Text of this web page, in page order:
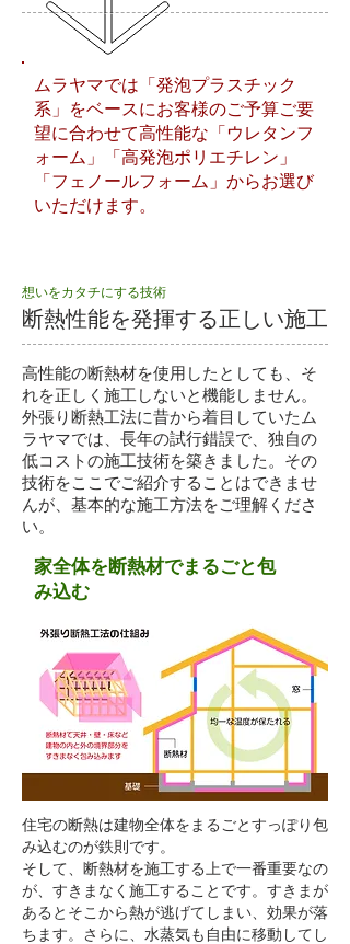
ムラヤマでは「発泡プラスチック
系」をベースにお客様のご予算ご要
望に合わせて高性能な「ウレタンフ
ォーム」「高発泡ポリエチレン」
「フェノールフォーム」からお選び
いただけます。
想いをカタチにする技術
断熱性能を発揮する正しい施工
高性能の断熱材を使用したとしても、そ
れを正しく施工しないと機能しません。
外張り断熱工法に昔から着目していたム
ラヤマでは、長年の試行錯誤で、独自の
低コストの施工技術を築きました。その
技術をここでご紹介することはできませ
んが、基本的な施工方法をご理解くださ
い。
家全体を断熱材でまるごと包
み込む
住宅の断熱は建物全体をまるごとすっぽり包
み込むのが鉄則です。
そして、断熱材を施工する上で一番重要なの
が、すきまなく施工することです。すきまが
あるとそこから熱が逃げてしまい、効果が落
ちます。さらに、水蒸気も自由に移動してし